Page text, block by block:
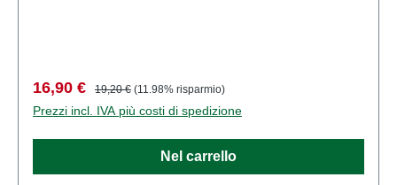
articolo: 73001numero di pezzi: Insieme di più
partiEAN: 4041032730011Tipologia di prodotto:
Figurescala: 1:76Raccomandazione sull'età: Dai 14
Prezzo di vendita:
16,90 € Prezzo normale:
19,20 € (11.98% risparmio)
Prezzi incl. IVA più costi di spedizione
Nel carrello